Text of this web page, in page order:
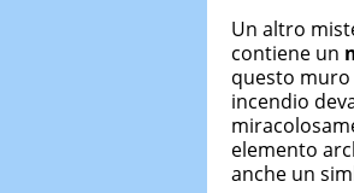
Un altro
contiene un
questo muro
incendio
elemento
anche un